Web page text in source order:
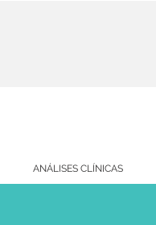
ANÁLISES CLÍNICAS